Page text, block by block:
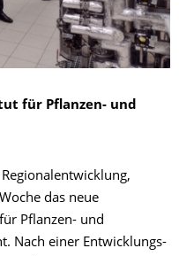
für Pflanzen- und
das neue
Pflanzen- und
Nach einer Entwicklungs-